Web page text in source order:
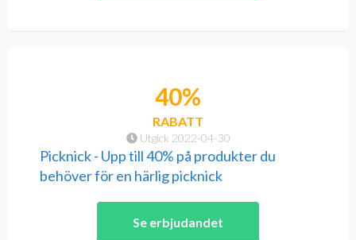
Utgick 2022-04-30
40%
RABATT
Picknick - Upp till 40% på produkter du
behöver för en härlig picknick
Se erbjudandet